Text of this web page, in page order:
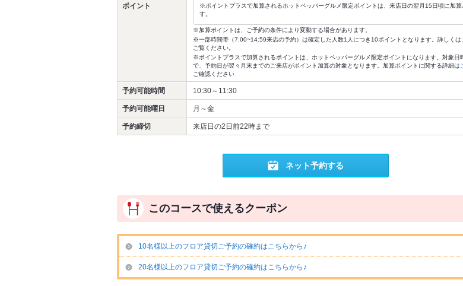
ポイント
※ポイントプラスで加算されるホットペッパーグルメ限定ポイントは、来店日の翌月15日頃に加算
す。
※加算ポイントは、ご予約の条件により変動する場合があります。
※一部時間帯（7:00~14:59来店の予約）は確定した人数1人につき10ポイントとなります。詳しくは
ご覧ください。
※ポイントプラスで加算されるポイントは、ホットペッパーグルメ限定ポイントになります。対象日
で、予約日が翌々月末までのご来店がポイント加算の対象となります。加算ポイントに関する詳細は
ご確認ください
予約可能時間 10:30～11:30
予約可能曜日 月～金
予約締切 来店日の2日前22時まで
ネット予約する
このコースで使えるクーポン
10名様以上のフロア貸切ご予約の確約はこちらから♪
20名様以上のフロア貸切ご予約の確約はこちらから♪